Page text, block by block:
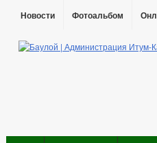
Новости Фотоальбом